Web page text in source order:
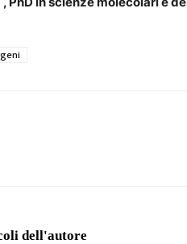
geni
dell'autore